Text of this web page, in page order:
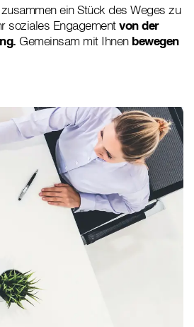
ein Stück des Weges zu
soziales Engagementvon der
Gemeinsam mit Ihnen bewegen